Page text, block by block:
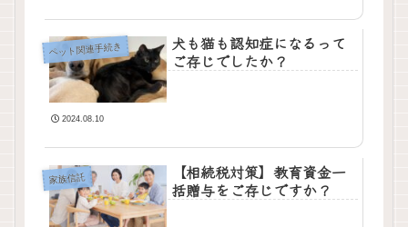
ペット関連手続き
犬も猫も認知症になるって
ご存じでしたか？
2024.08.10
家族信託
【相続税対策】教育資金一
括贈与をご存じですか？